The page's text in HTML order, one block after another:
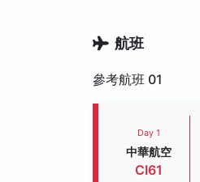
航班
參考航班 01
Day 1
中華航空
CI61